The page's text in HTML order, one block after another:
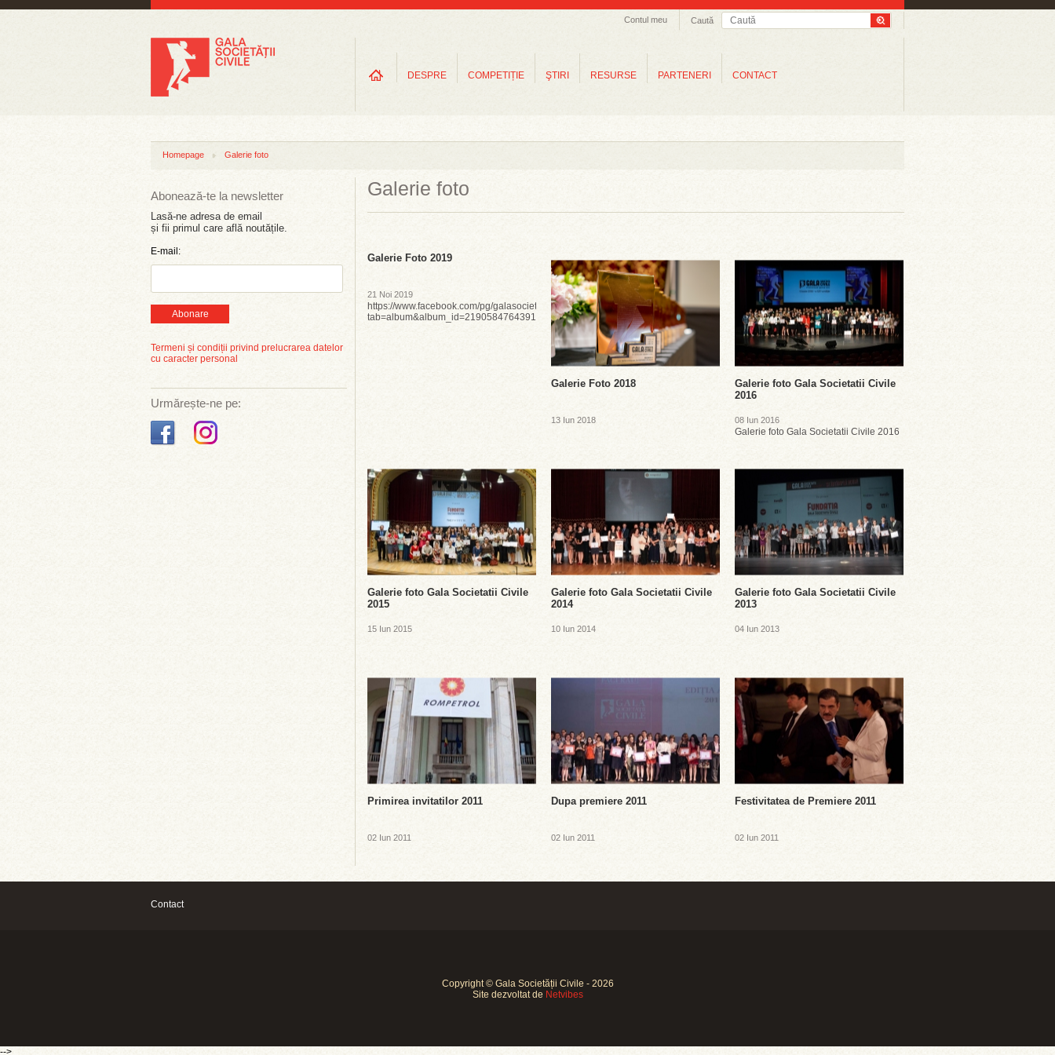
Caută
Contul meu
DESPRE COMPETIȚIE ŞTIRI RESURSE PARTENERI CONTACT
Homepage Galerie foto
Abonează-te la newsletter
Lasă-ne adresa de email
și fii primul care află noutățile.
E-mail:
Abonare
Termeni și condiții privind prelucrarea datelor
cu caracter personal
Urmărește-ne pe:
Galerie foto
Galerie Foto 2019
21 Noi 2019
https://www.facebook.com/pg/galasocietatiicivile/photos/?
tab=album&album_id=2190584764391755
Galerie Foto 2018
13 Iun 2018
Galerie foto Gala Societatii Civile
2016
08 Iun 2016
Galerie foto Gala Societatii Civile 2016
Galerie foto Gala Societatii Civile
2015
15 Iun 2015
Galerie foto Gala Societatii Civile
2014
10 Iun 2014
Galerie foto Gala Societatii Civile
2013
04 Iun 2013
Primirea invitatilor 2011
02 Iun 2011
Dupa premiere 2011
02 Iun 2011
Festivitatea de Premiere 2011
02 Iun 2011
Contact
Copyright © Gala Societății Civile - 2026
Site dezvoltat de Netvibes
-->